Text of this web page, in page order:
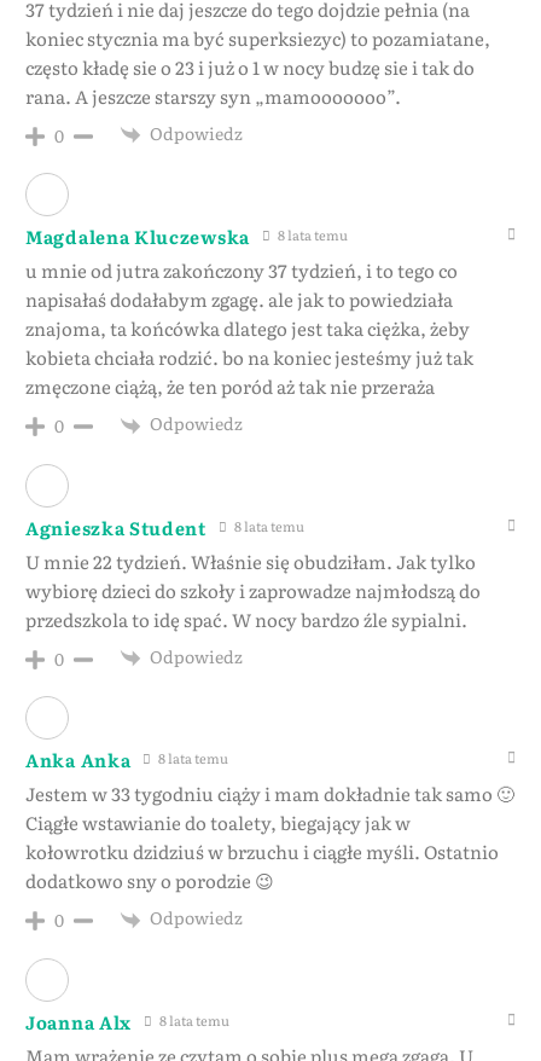
37 tydzień i nie daj jeszcze do tego dojdzie pełnia (na
koniec stycznia ma być superksiezyc) to pozamiatane,
często kładę sie o 23 i już o 1 w nocy budzę sie i tak do
rana. A jeszcze starszy syn „mamooooooo”.
0 Odpowiedz
Magdalena Kluczewska 8 lata temu
u mnie od jutra zakończony 37 tydzień, i to tego co
napisałaś dodałabym zgagę. ale jak to powiedziała
znajoma, ta końcówka dlatego jest taka ciężka, żeby
kobieta chciała rodzić. bo na koniec jesteśmy już tak
zmęczone ciążą, że ten poród aż tak nie przeraża
0 Odpowiedz
Agnieszka Student 8 lata temu
U mnie 22 tydzień. Właśnie się obudziłam. Jak tylko
wybiorę dzieci do szkoły i zaprowadze najmłodszą do
przedszkola to idę spać. W nocy bardzo źle sypialni.
0 Odpowiedz
Anka Anka 8 lata temu
Jestem w 33 tygodniu ciąży i mam dokładnie tak samo 🙂
Ciągłe wstawianie do toalety, biegający jak w
kołowrotku dzidziuś w brzuchu i ciągłe myśli. Ostatnio
dodatkowo sny o porodzie 😉
0 Odpowiedz
Joanna Alx 8 lata temu
Mam wrażenie ze czytam o sobie plus mega zgaga. U